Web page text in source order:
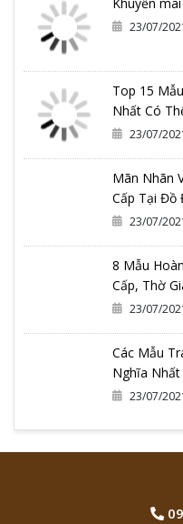
Khuyến
23/07/
Top 15
Nhất Có
23/07/
Mãn Nhãn
Cấp Tại Đồ
23/07/
8 Mẫu
Cấp, Thờ
23/07/
Các Mẫu
Nghĩa
23/07/